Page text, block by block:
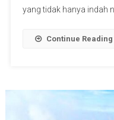
yang tidak hanya indah
Continue Reading